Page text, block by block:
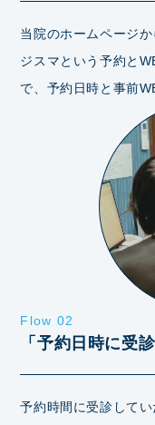
当院のホームページ
ジスマという予約と
で、予約日時と事前
Flow 02
「予約日時に受診
予約時間に受診して